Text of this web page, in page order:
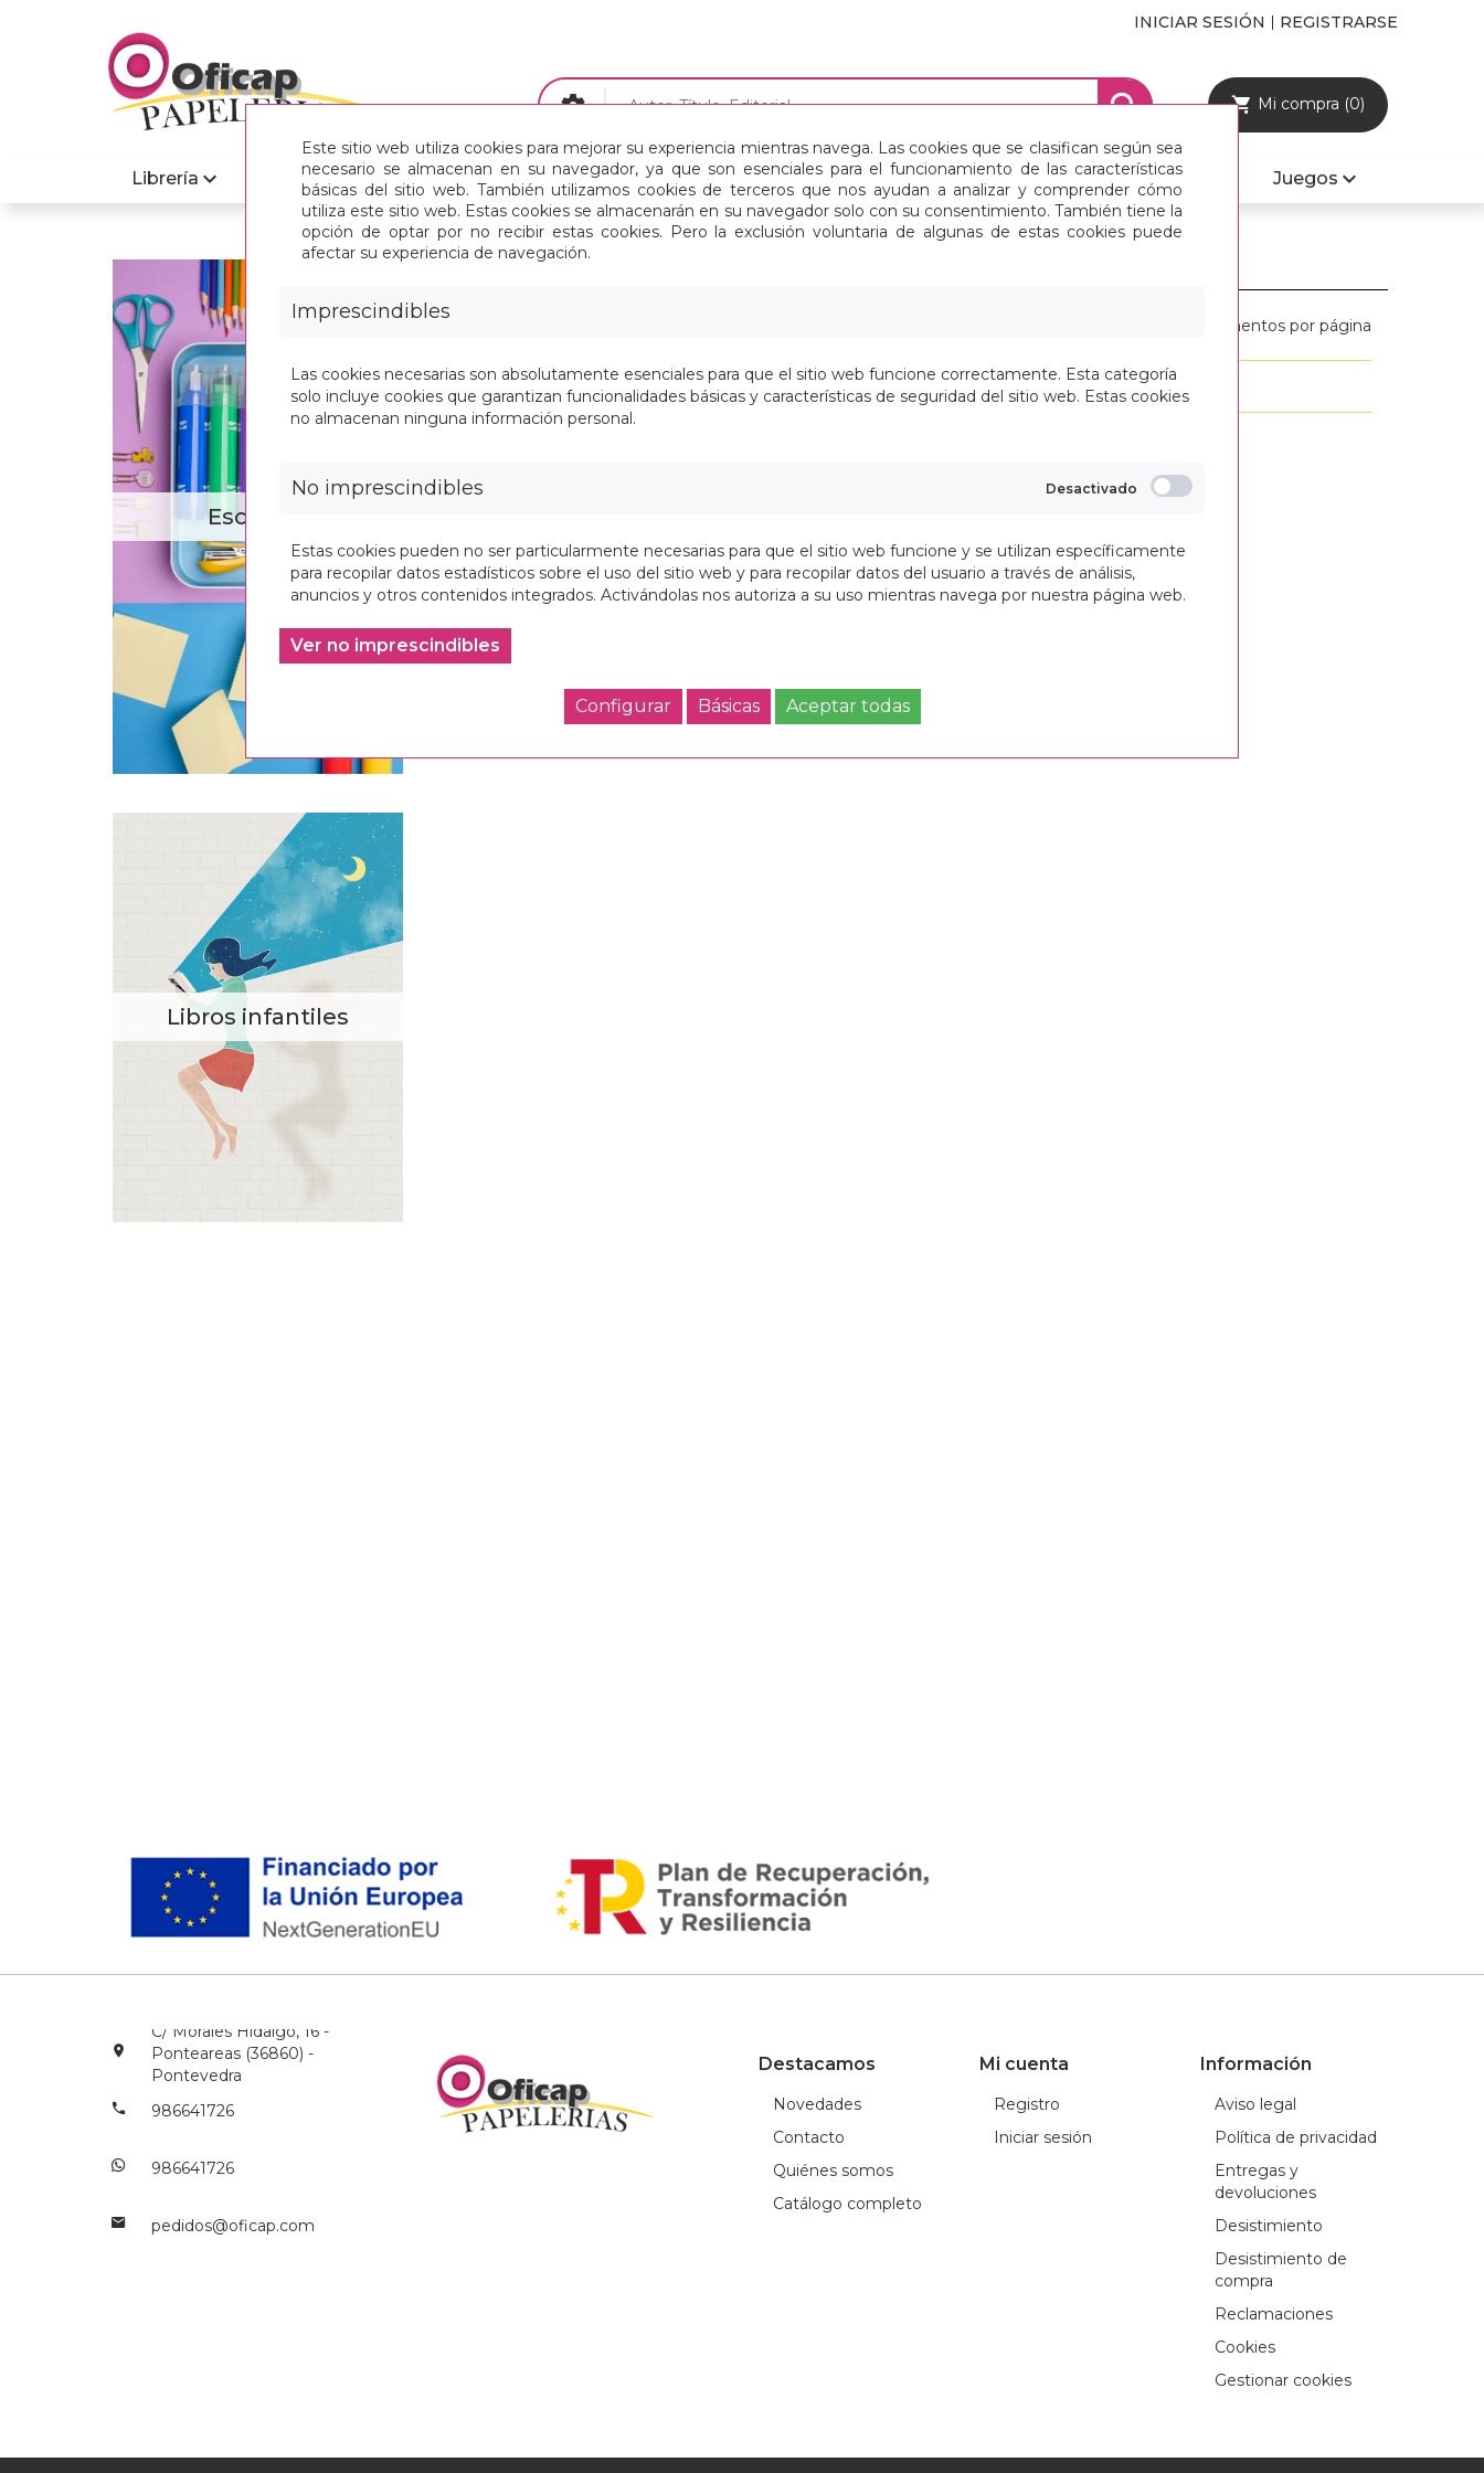
Este sitio web utiliza cookies para mejorar su experiencia mientras navega. Las cookies que se clasifican según sea
necesario se almacenan en su navegador, ya que son esenciales para el funcionamiento de las características
básicas del sitio web. También utilizamos cookies de terceros que nos ayudan a analizar y comprender cómo
utiliza este sitio web. Estas cookies se almacenarán en su navegador solo con su consentimiento. También tiene la
opción de optar por no recibir estas cookies. Pero la exclusión voluntaria de algunas de estas cookies puede
afectar su experiencia de navegación.
Imprescindibles
Las cookies necesarias son absolutamente esenciales para que el sitio web funcione correctamente. Esta categoría
solo incluye cookies que garantizan funcionalidades básicas y características de seguridad del sitio web. Estas cookies
no almacenan ninguna información personal.
No imprescindibles
Estas cookies pueden no ser particularmente necesarias para que el sitio web funcione y se utilizan específicamente
para recopilar datos estadísticos sobre el uso del sitio web y para recopilar datos del usuario a través de análisis,
anuncios y otros contenidos integrados. Activándolas nos autoriza a su uso mientras navega por nuestra página web.
Ver no imprescindibles
Configurar Básicas Aceptar todas
INICIAR SESIÓN REGISTRARSE
Mi compra (0)
Librería Informatica Papelería Maletas y Mochilas Mobiliario y Sillas Juegos
INICIO > PAPELERÍA
elementos por página
Se han encontrado0elementos. Mostrando del 1 al 0
Escritura
Libros infantiles
C/ Morales Hidalgo, 16 -
Ponteareas (36860) -
Pontevedra
986641726
986641726
pedidos@oficap.com
Destacamos
Novedades
Contacto
Quiénes somos
Catálogo completo
Mi cuenta
Registro
Iniciar sesión
Información
Aviso legal
Política de privacidad
Entregas y
devoluciones
Desistimiento
Desistimiento de
compra
Reclamaciones
Cookies
Gestionar cookies